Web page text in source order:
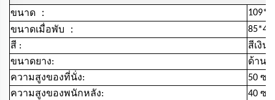
ขนาด ：
ขนาดเมื่อพับ
：
สี :
สีเงิน/
ขนาดยาง:
ด้านห
ความสูงของที่นั่ง:
50 ซม
ความสูงของพนักหลัง:
40 ซม